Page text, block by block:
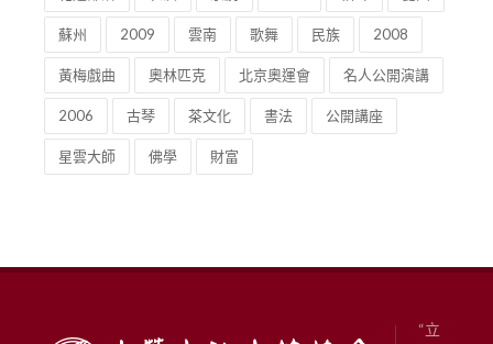
蘇州 2009 雲南 歌舞 民族 2008
黃梅戲曲 奧林匹克 北京奧運會 名人公開演講
2006 古琴 茶文化 書法 公開講座
星雲大師 佛學 財富
“立